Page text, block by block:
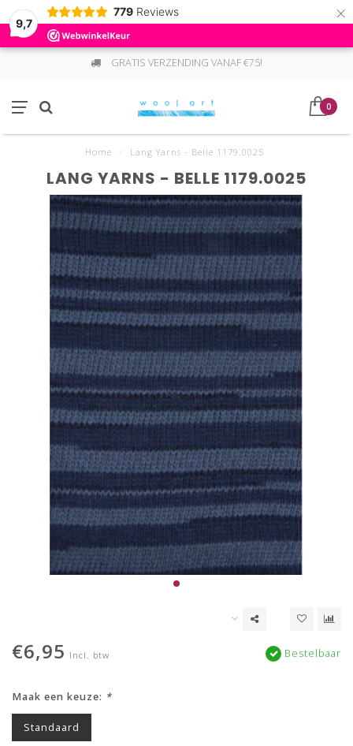
9,7
779 Reviews ×
GRATIS VERZENDING VANAF €75!
0
Home Lang Yarns - Belle 1179.0025
LANG YARNS - BELLE 1179.0025
€6,95 Incl. btw Bestelbaar
Maak een keuze: *
Standaard